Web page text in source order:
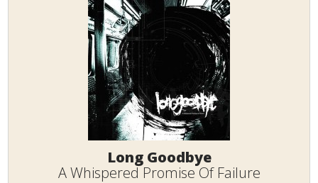
Long Goodbye
A Whispered Promise Of Failure